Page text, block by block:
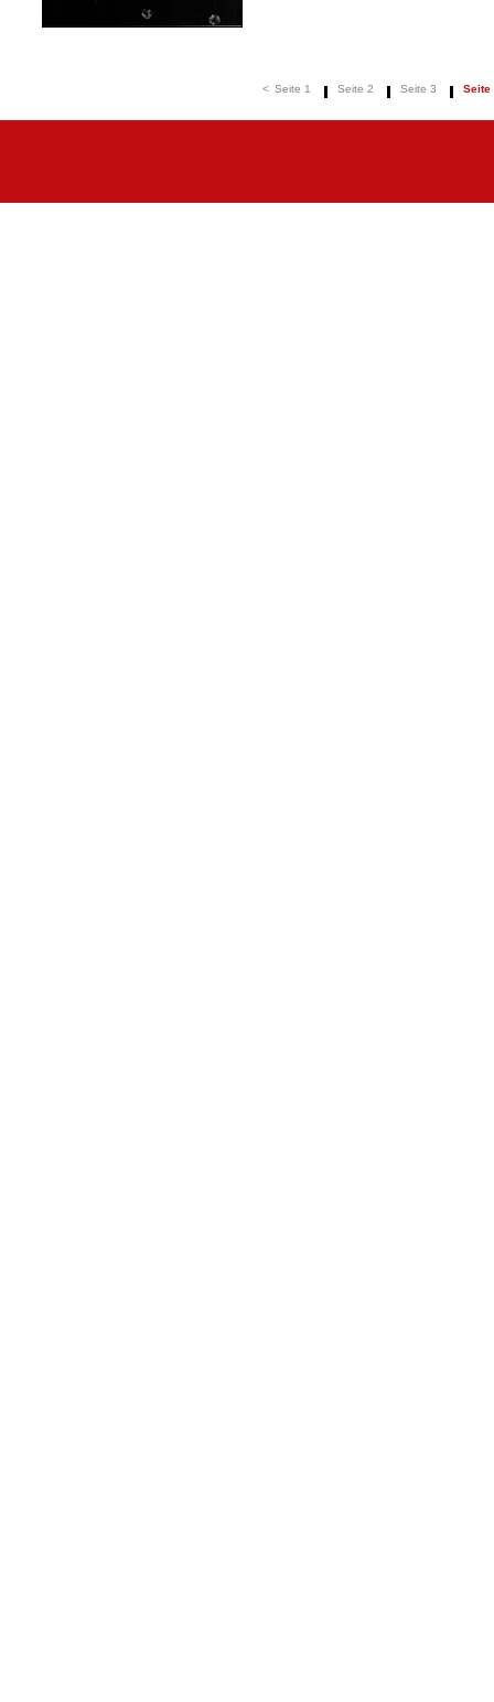
< Seite 1 Seite 2 Seite 3 Seite